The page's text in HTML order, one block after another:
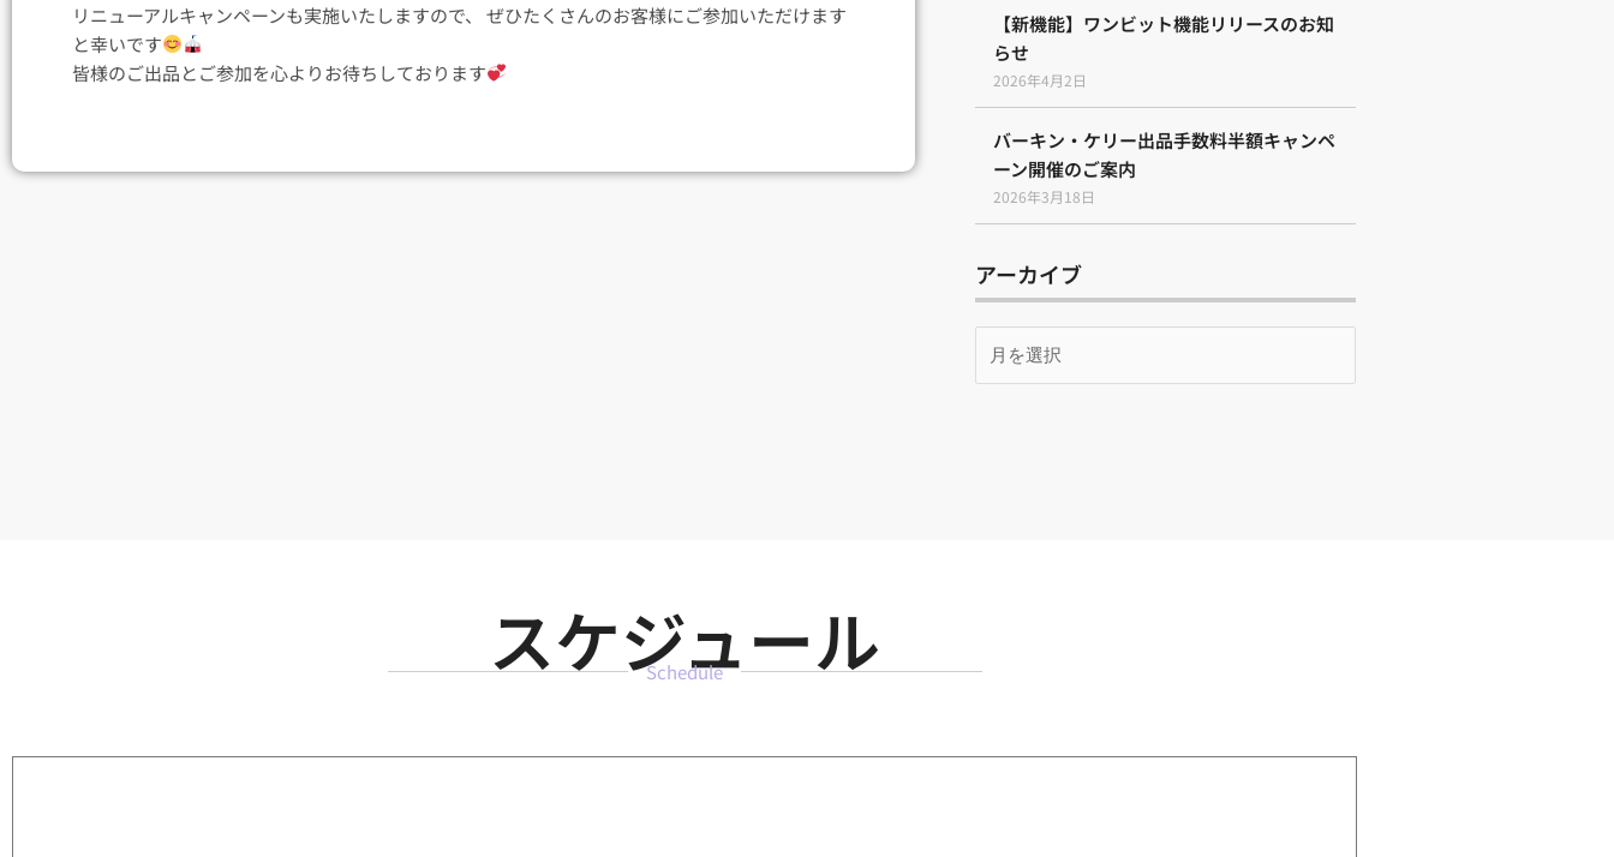
リニューアルキャンペーンも実施いたしますので、 ぜひたくさんのお客様にご参加いただけます
と幸いです
皆様のご出品とご参加を心よりお待ちしております
【新機能】ワンビット機能リリースのお知
らせ
2026年4月2日
バーキン・ケリー出品手数料半額キャンペ
ーン開催のご案内
2026年3月18日
アーカイブ
スケジュール
Schedule